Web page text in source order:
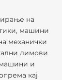
на
машини
механички
лимови
и
кај